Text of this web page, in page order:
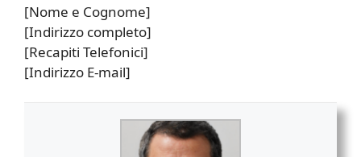
[Nome e Cognome]
[Indirizzo completo]
[Recapiti Telefonici]
[Indirizzo E-mail]